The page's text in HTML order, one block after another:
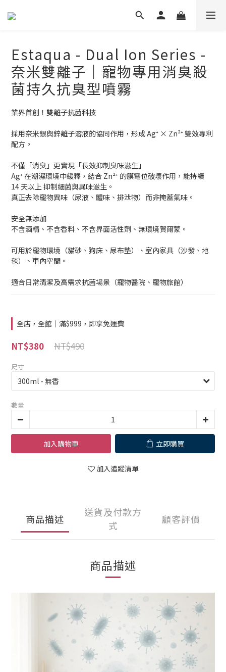
Estaqua - Dual Ion Series -
奈米雙離子｜寵物專用消臭殺
菌持久抗臭型噴霧
業界首創！雙離子抗菌科技
採用奈米銀與鋅離子溶液的協同作用，形成 Ag⁺ × Zn²⁺ 雙效專利
配方。
不僅「消臭」更實現「長效抑制臭味滋生」
Ag⁺ 在潮濕環境中緩釋，結合 Zn²⁺ 的膜電位破壞作用，能持續
14 天以上 抑制細菌與異味滋生。
真正去除寵物異味（尿液、體味、排泄物）而非掩蓋氣味。
安全無添加
不含酒精、不含香料、不含界面活性劑、無環境賀爾蒙。
可用於寵物環境（貓砂、狗床、尿布墊）、室內家具（沙發、地
毯）、車內空間。
適合日常清潔及高需求抗菌場景（寵物醫院、寵物旅館）
全店，全館｜滿$999，即享免運費
NT$490
NT$380
尺寸
數量
加入購物車 立即購買
加入追蹤清單
商品描述
送貨及付款方
式
顧客評價
商品描述